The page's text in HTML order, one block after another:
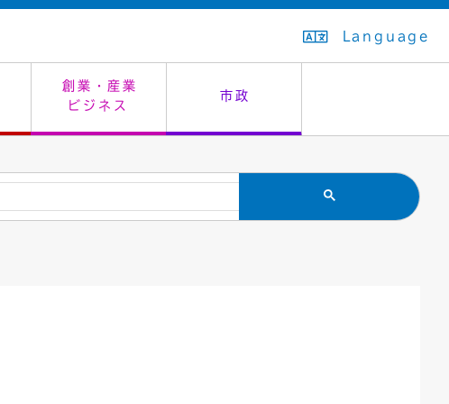
Language
創業・産業
ビジネス
市政
生活排水
市民安全
教育委員会
入学式・卒業式
救急・夜間診療
感染症
施設予約（まつぼっくり）
はたちの集い
指定管理者制度
公共事業の技術監理
議会
オープンデータ